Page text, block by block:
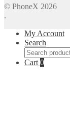
© PhoneX 2026
.
My Account
Search
Search
for:
Cart 0